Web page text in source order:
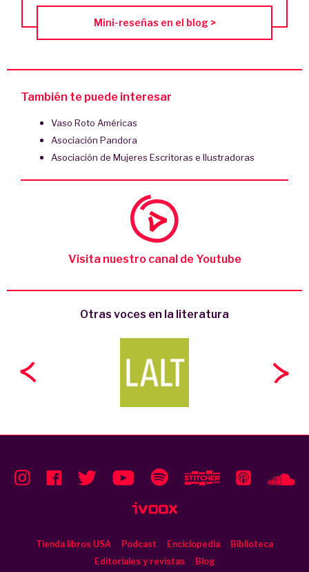
Mini-reseñas en el blog >
También te puede interesar
Vaso Roto Américas
Asociación Pandora
Asociación de Mujeres Escritoras e Ilustradoras
Visita nuestro canal de Youtube
Otras voces en la literatura
Tienda libros USA Podcast Enciclopedia
Biblioteca
Editoriales y revistas
Blog